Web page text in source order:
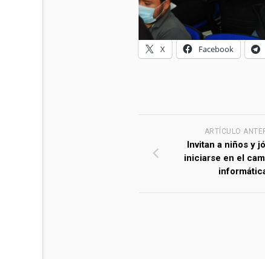
X Facebook
ARTÍCULO
Invitan a niños y
iniciarse en el